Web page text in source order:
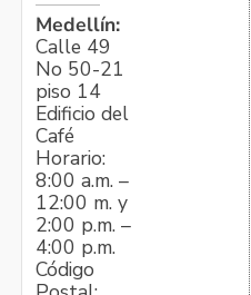
Medellín:
Calle 49
No 50-21
piso 14
Edificio del
Café
Horario:
8:00 a.m. –
12:00 m. y
2:00 p.m. –
4:00 p.m.
Código